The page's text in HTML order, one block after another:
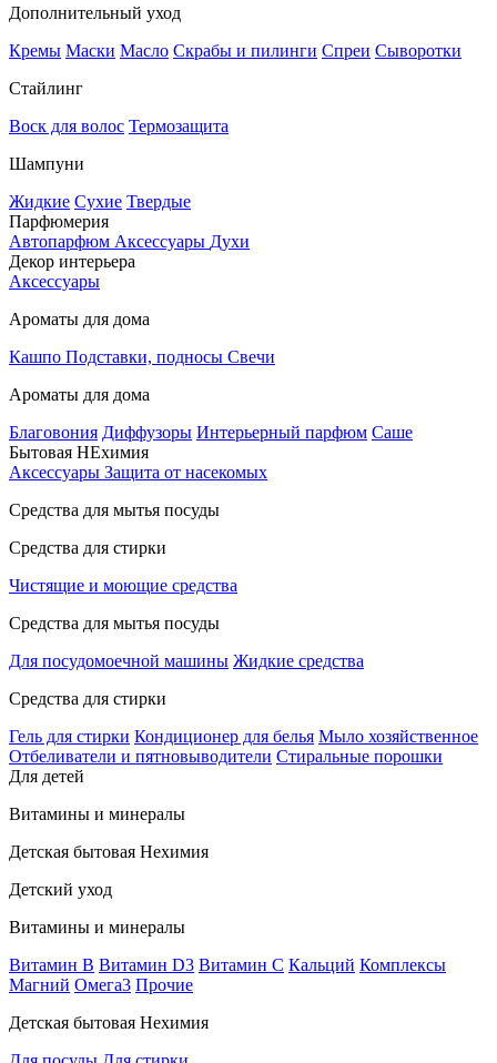
Дополнительный уход
Кремы Маски Масло Скрабы и пилинги Спреи Сыворотки
Стайлинг
Воск для волос Термозащита
Шампуни
Жидкие Сухие Твердые
Парфюмерия
Автопарфюм Аксессуары Духи
Декор интерьера
Аксессуары
Ароматы для дома
Кашпо Подставки, подносы Свечи
Ароматы для дома
Благовония Диффузоры Интерьерный парфюм Саше
Бытовая НЕхимия
Аксессуары Защита от насекомых
Средства для мытья посуды
Средства для стирки
Чистящие и моющие средства
Средства для мытья посуды
Для посудомоечной машины Жидкие средства
Средства для стирки
Гель для стирки Кондиционер для белья Мыло хозяйственное
Отбеливатели и пятновыводители Стиральные порошки
Для детей
Витамины и минералы
Детская бытовая Нехимия
Детский уход
Витамины и минералы
Витамин В Витамин D3 Витамин С Кальций Комплексы
Магний Омега3 Прочие
Детская бытовая Нехимия